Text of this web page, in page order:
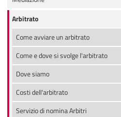
Arbitrato
Come avviare un arbitrato
Come e dove si svolge l'arbitrato
Dove siamo
Costi dell'arbitrato
Servizio di nomina Arbitri